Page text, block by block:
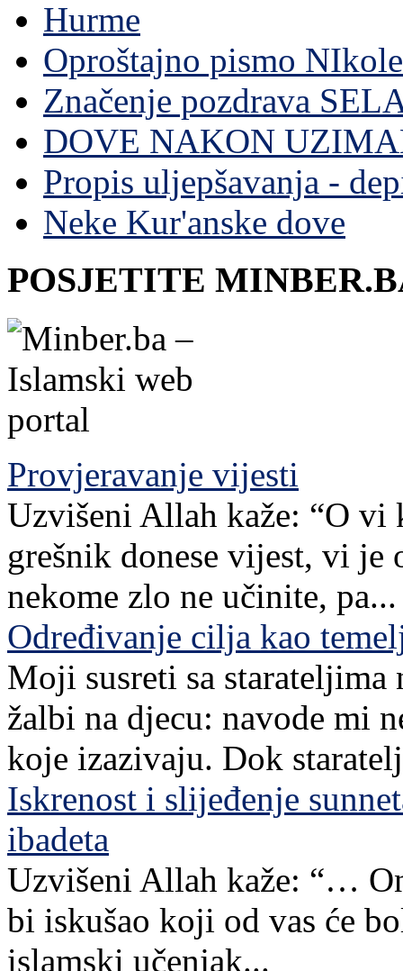
Hurme
Oproštajno pismo
Značenje pozdrava
DOVE NAKON
Propis uljepšavanja -
Neke Kur'anske dove
POSJETITE
Provjeravanje vijesti
Uzvišeni Allah kaže: “O
grešnik donese vijest, vi je
nekome zlo ne učinite, pa...
Određivanje cilja kao
Moji susreti sa
žalbi na djecu: navode mi
koje izazivaju. Dok
Iskrenost i slijeđenje
ibadeta
Uzvišeni Allah kaže: “…
bi iskušao koji od vas će
islamski učenjak...